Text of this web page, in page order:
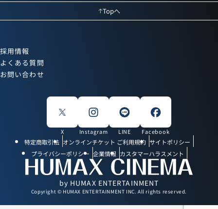
Topへ
採用情報
よくある質問
お問い合わせ
X Instagram LINE Facebook
特定商取引法 オンラインチケット ご利用規約 サイトポリシー
プライバシーポリシー 企業情報 カスタマーハラスメント
by HUMAX ENTERTAINMENT
Copyright © HUMAX ENTERTAINMENT INC. All rights reserved.